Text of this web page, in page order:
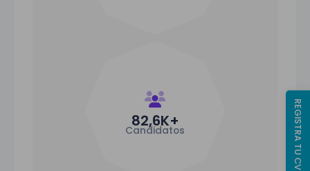
82,6K+
Candidatos REGISTRA TU CV